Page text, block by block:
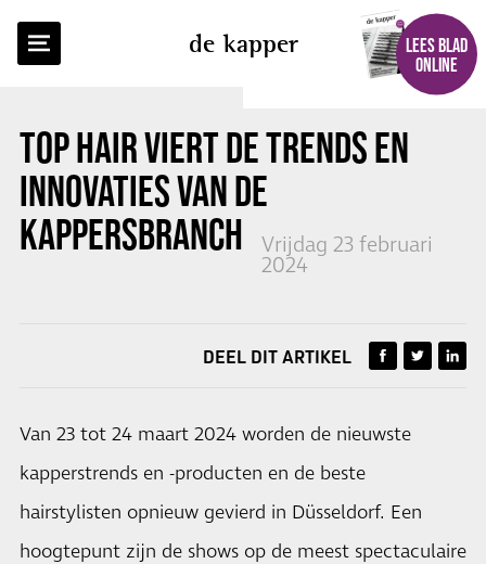
de kapper
LEES BLAD
ONLINE
TOP HAIRVIERT DE TRENDS EN
INNOVATIES VAN DE
KAPPERSBRANCHE
Vrijdag 23 februari
2024
TERUG NAAR OVERZICHT
DEEL DIT ARTIKEL
Van 23 tot 24 maart 2024 worden de nieuwste
kapperstrends en -producten en de beste
hairstylisten opnieuw gevierd in Düsseldorf. Een
hoogtepunt zijn de shows op de meest spectaculaire